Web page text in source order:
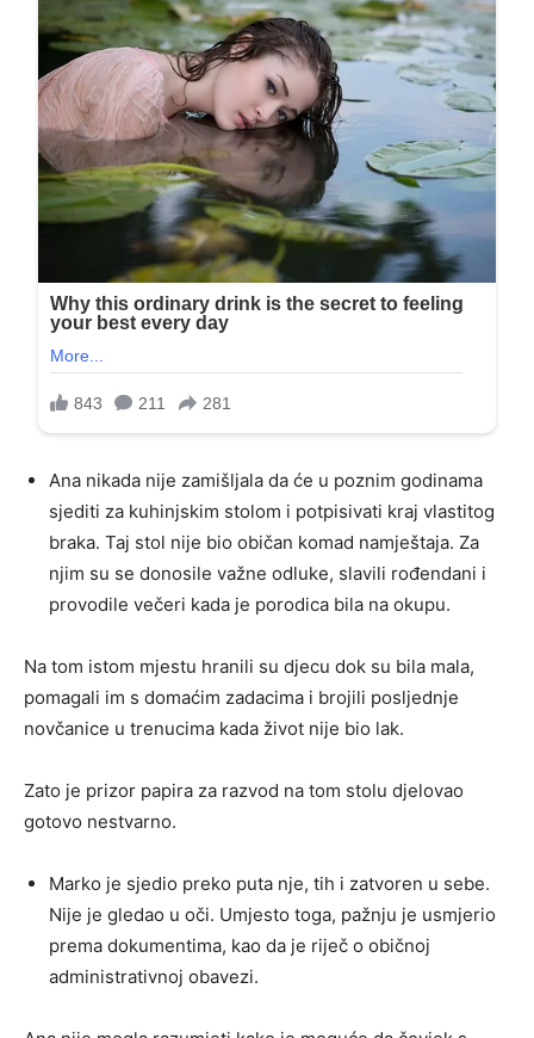
Ana nikada nije zamišljala da će u poznim godinama
sjediti za kuhinjskim stolom i potpisivati kraj vlastitog
braka. Taj stol nije bio običan komad namještaja. Za
njim su se donosile važne odluke, slavili rođendani i
provodile večeri kada je porodica bila na okupu.
Na tom istom mjestu hranili su djecu dok su bila mala,
pomagali im s domaćim zadacima i brojili posljednje
novčanice u trenucima kada život nije bio lak.
Zato je prizor papira za razvod na tom stolu djelovao
gotovo nestvarno.
Marko je sjedio preko puta nje, tih i zatvoren u sebe.
Nije je gledao u oči. Umjesto toga, pažnju je usmjerio
prema dokumentima, kao da je riječ o običnoj
administrativnoj obavezi.